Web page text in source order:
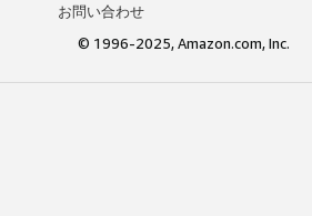
お問い合わせ
© 1996-2025, Amazon.com, Inc.